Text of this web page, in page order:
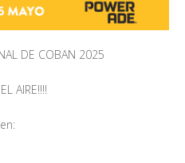
DE COBAN 2025
AIRE!!!!